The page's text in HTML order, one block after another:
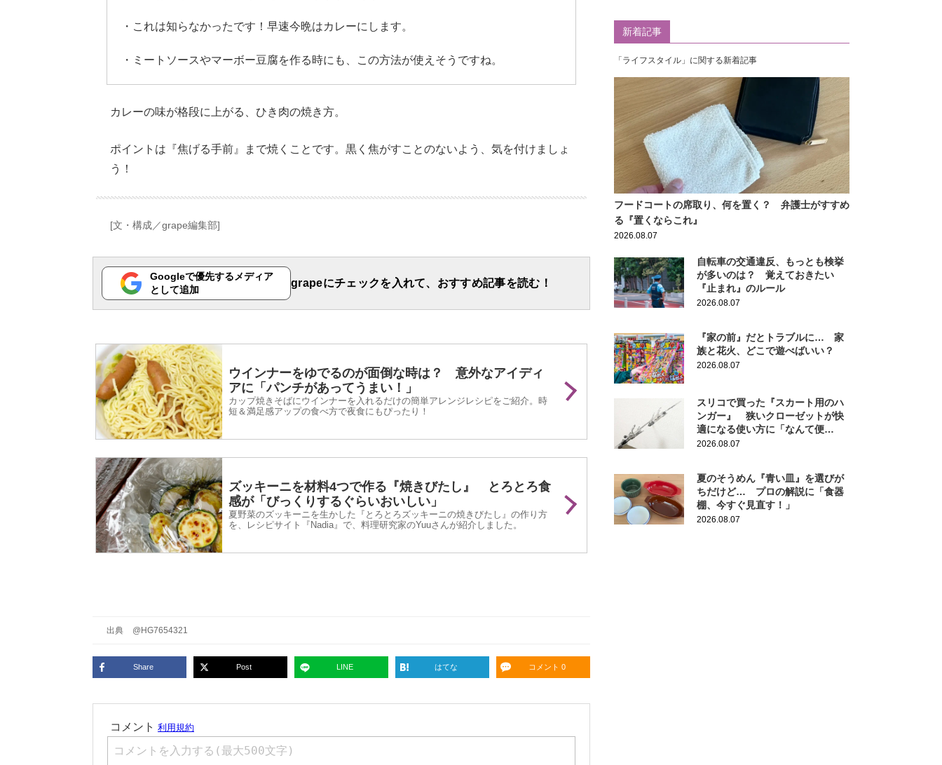
・これは知らなかったです！早速今晩はカレーにします。
・ミートソースやマーボー豆腐を作る時にも、この方法が使えそうですね。
カレーの味が格段に上がる、ひき肉の焼き方。
ポイントは『焦げる手前』まで焼くことです。黒く焦がすことのないよう、気を付けましょ
う！
[文・構成／grape編集部]
Googleで優先するメディア
として追加
grapeにチェックを入れて、おすすめ記事を読む！
ウインナーをゆでるのが面倒な時は？ 意外なアイディ
アに「パンチがあってうまい！」
カップ焼きそばにウインナーを入れるだけの簡単アレンジレシピをご紹介。時
短＆満足感アップの食べ方で夜食にもぴったり！
ズッキーニを材料4つで作る『焼きびたし』 とろとろ食
感が「びっくりするぐらいおいしい」
夏野菜のズッキーニを生かした『とろとろズッキーニの焼きびたし』の作り方
を、レシピサイト『Nadia』で、料理研究家のYuuさんが紹介しました。
出典 @HG7654321
Share Post LINE はてな コメント 0
新着記事
「ライフスタイル」に関する新着記事
フードコートの席取り、何を置く？ 弁護士がすすめ
る『置くならこれ』
2026.08.07
自転車の交通違反、もっとも検挙
が多いのは？ 覚えておきたい
『止まれ』のルール
2026.08.07
『家の前』だとトラブルに… 家
族と花火、どこで遊べばいい？
2026.08.07
スリコで買った『スカート用のハ
ンガー』 狭いクローゼットが快
適になる使い方に「なんて便
利！」
2026.08.07
夏のそうめん『青い皿』を選びが
ちだけど… プロの解説に「食器
棚、今すぐ見直す！」
2026.08.07